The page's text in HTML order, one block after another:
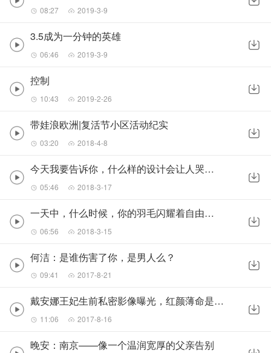
08:27 2019-3-9
3.5成为一分钟的英雄
06:46 2019-3-9
控制
10:43 2019-2-26
带娃浪欧洲|复活节小区活动纪实
03:20 2018-4-8
今天我要告诉你，什么样的设计会让人哭出来？
05:46 2018-3-17
一天中，什么时候，你的羽毛闪耀着自由的光辉？
06:56 2018-3-15
何洁：是谁伤害了你，是男人么？
09:41 2017-8-21
戴安娜王妃生前私密影像曝光，红颜薄命是谁促成的？
11:06 2017-8-16
晚安：南京——像一个温润宽厚的父亲告别